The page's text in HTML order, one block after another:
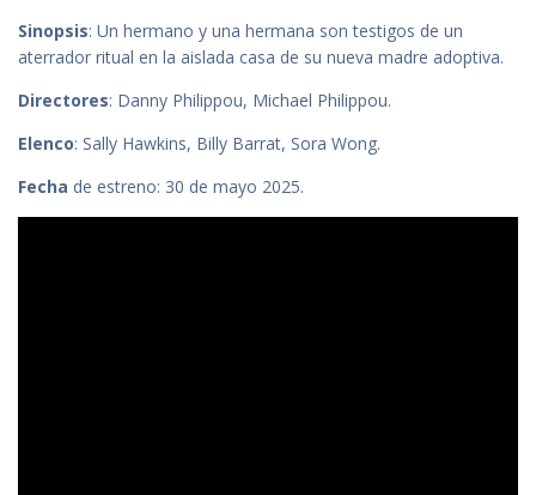
Sinopsis: Un hermano y una hermana son testigos de un
aterrador ritual en la aislada casa de su nueva madre adoptiva.
Directores: Danny Philippou, Michael Philippou.
Elenco: Sally Hawkins, Billy Barrat, Sora Wong.
Fecha de estreno: 30 de mayo 2025.